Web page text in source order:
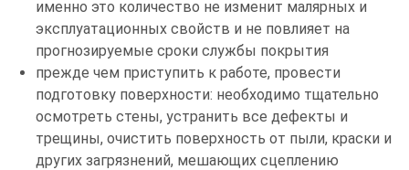
именно это количество не изменит малярных и
эксплуатационных свойств и не повлияет на
прогнозируемые сроки службы покрытия
прежде чем приступить к работе, провести
подготовку поверхности: необходимо тщательно
осмотреть стены, устранить все дефекты и
трещины, очистить поверхность от пыли, краски и
других загрязнений, мешающих сцеплению